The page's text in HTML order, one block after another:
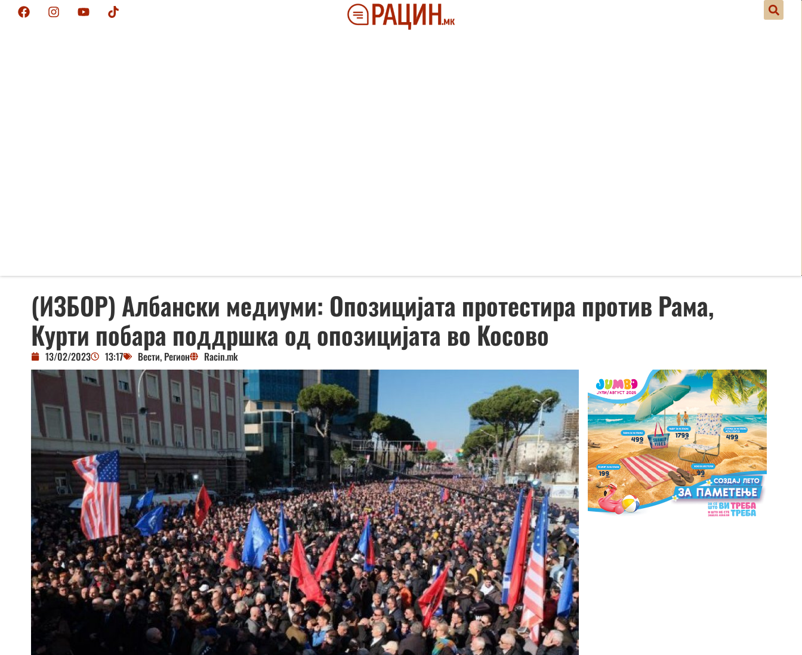
(ИЗБОР) Албански медиуми: Опозицијата протестира против Рама,
Курти побара поддршка од опозицијата во Косово
13/02/2023 13:17 Вести, Регион Racin.mk